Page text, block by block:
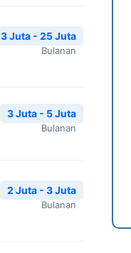
3 Juta - 25 Juta
Bulanan
3 Juta - 5 Juta
Bulanan
2 Juta - 3 Juta
Bulanan